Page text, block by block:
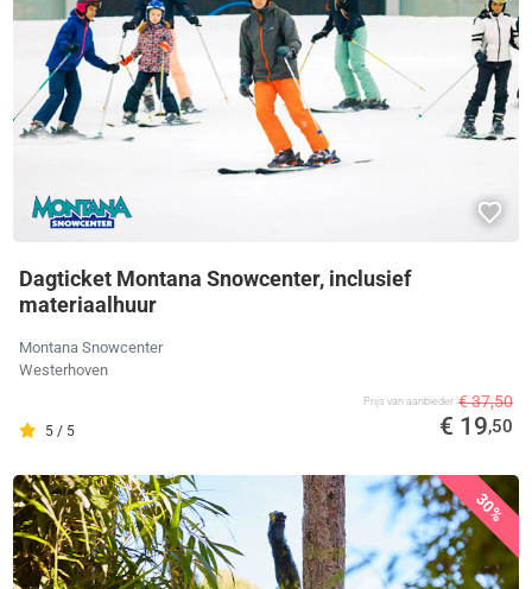
Dagticket Montana Snowcenter, inclusief
materiaalhuur
Montana Snowcenter
Westerhoven
5 / 5
Prijs van aanbieder € 37,50
€ 19,50
30%